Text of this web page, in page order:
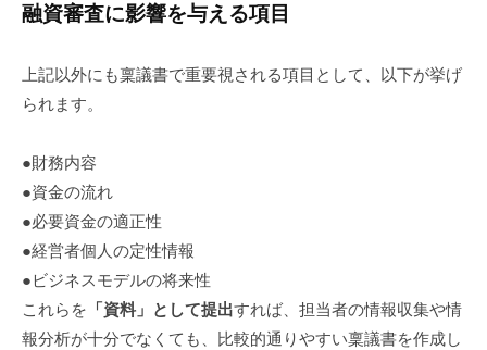
融資審査に影響を与える項目
上記以外にも稟議書で重要視される項目として、以下が挙げ
られます。
●財務内容
●資金の流れ
●必要資金の適正性
●経営者個人の定性情報
●ビジネスモデルの将来性
これらを 「資料」として提出すれば、担当者の情報収集や情
報分析が十分でなくても、比較的通りやすい稟議書を作成し